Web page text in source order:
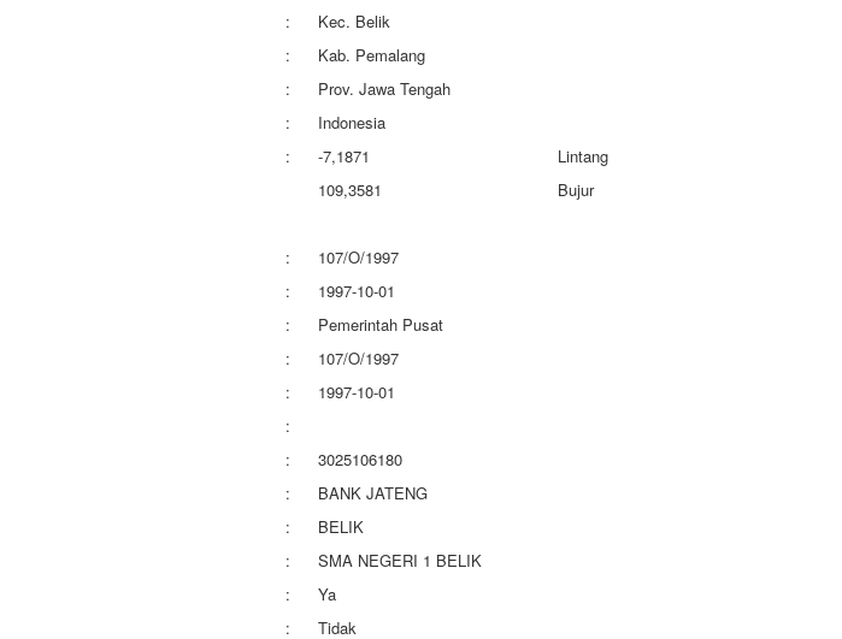
:
Kec. Belik
:
Kab. Pemalang
:
Prov. Jawa Tengah
:
Indonesia
: -7,1871
Lintang
109,3581
Bujur
:
107/O/1997
:
1997-10-01
:
Pemerintah Pusat
:
107/O/1997
:
1997-10-01
:
:
3025106180
:
BANK JATENG
:
BELIK
:
SMA NEGERI 1 BELIK
:
Ya
:
Tidak